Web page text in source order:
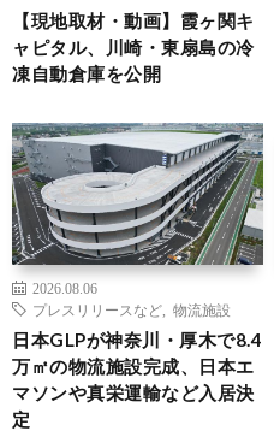
【現地取材・動画】霞ヶ関キ
ャピタル、川崎・東扇島の冷
凍自動倉庫を公開
2026.08.06
プレスリリースなど
物流施設
日本GLPが神奈川・厚木で8.4
万㎡の物流施設完成、日本エ
マソンや真栄運輸など入居決
定